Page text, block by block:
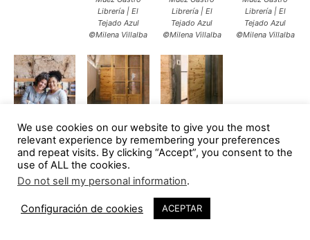
Librería | El
Tejado Azul
©Milena Villalba
Librería | El
Tejado Azul
©Milena Villalba
Librería | El
Tejado Azul
©Milena Villalba
Muez Gastro
Librería | El
Tejado Azul
©Milena Villalba
Muez Gastro
Librería | El
Tejado Azul
©Milena Villalba
Muez Gastro
Librería | El
Tejado Azul
Obra: Muez Gastro librería
Autores: el tejado azul (Cristina Cucinella – Jaime García
We use cookies on our website to give you the most
relevant experience by remembering your preferences
and repeat visits. By clicking “Accept”, you consent to the
use of ALL the cookies.
Do not sell my personal information.
Configuración de cookies ACEPTAR